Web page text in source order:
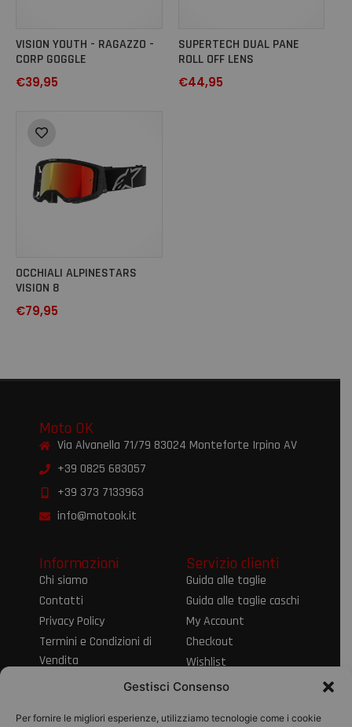
Gestisci Consenso
Per fornire le migliori esperienze, utilizziamo tecnologie come i cookie
VISION YOUTH - RAGAZZO -
CORP GOGGLE
€39,95
SUPERTECH DUAL PANE
ROLL OFF LENS
€44,95
OCCHIALI ALPINESTARS
VISION 8
€79,95
Moto OK
Via Alvanella 71/79 83024 Monteforte Irpino AV
+39 0825 683057
+39 373 7133963
info@motook.it
Informazioni
Chi siamo
Contatti
Privacy Policy
Termini e Condizioni di
Vendita
Informativa sul Diritto
Servizio clienti
Guida alle taglie
Guida alle taglie caschi
My Account
Checkout
Wishlist
Spedizioni e resi
pagamento